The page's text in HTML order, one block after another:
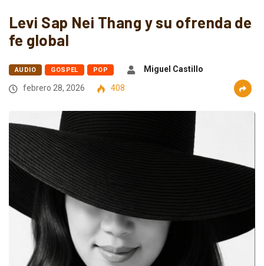
Levi Sap Nei Thang y su ofrenda de
fe global
AUDIO GOSPEL POP
Miguel Castillo
febrero 28, 2026
408